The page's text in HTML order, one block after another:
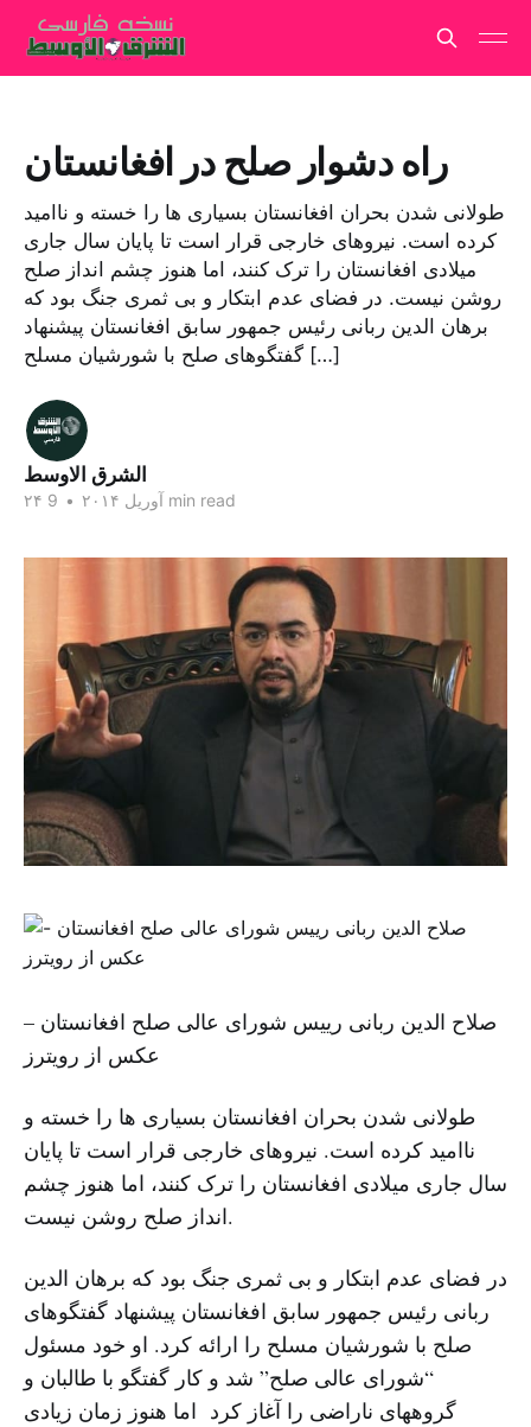
راه دشوار صلح در افغانستان
طولانی شدن بحران افغانستان بسیاری ها را خسته و ناامید
کرده است. نیروهای خارجی قرار است تا پایان سال جاری
میلادی افغانستان را ترک کنند، اما هنوز چشم انداز صلح
روشن نیست. در فضای عدم ابتکار و بی ثمری جنگ بود که
برهان الدین ربانی رئیس جمهور سابق افغانستان پیشنهاد
گفتگوهای صلح با شورشیان مسلح […]
الشرق الاوسط
۲۴ آوریل ۲۰۱۴ • 9 min read
صلاح الدین ربانی رییس شورای عالی صلح افغانستان –
عکس از رویترز
طولانی شدن بحران افغانستان بسیاری ها را خسته و
ناامید کرده است. نیروهای خارجی قرار است تا پایان
سال جاری میلادی افغانستان را ترک کنند، اما هنوز چشم
انداز صلح روشن نیست.
در فضای عدم ابتکار و بی ثمری جنگ بود که برهان الدین
ربانی رئیس جمهور سابق افغانستان پیشنهاد گفتگوهای
صلح با شورشیان مسلح را ارائه کرد. او خود مسئول
“شورای عالی صلح” شد و کار گفتگو با طالبان و
گروههای ناراضی را آغاز کرد اما هنوز زمان زیادی